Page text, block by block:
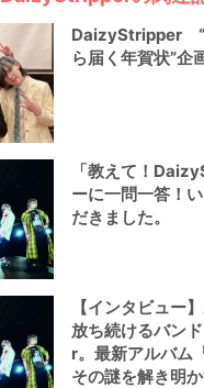
DaizyStripper “
ら届く年賀状”企
「教えて！
ーに一問一答！
だきました。
【インタビュー
放ち続けるバン
r。最新アルバム
その謎を解き明か